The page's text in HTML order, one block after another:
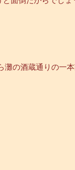
灘の酒蔵通りの一